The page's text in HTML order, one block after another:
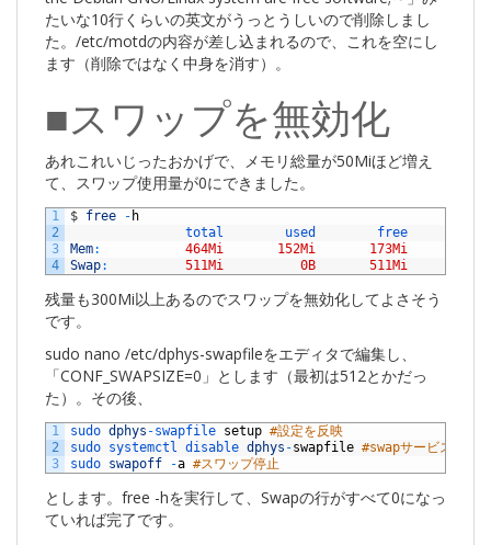
たいな10行くらいの英文がうっとうしいので削除しまし
た。/etc/motdの内容が差し込まれるので、これを空にし
ます（削除ではなく中身を消す）。
■スワップを無効化
あれこれいじったおかげで、メモリ総量が50Miほど増え
て、スワップ使用量が0にできました。
1
2
3
4
$ free - h
total used free
Mem: 464Mi 152Mi 173Mi
Swap: 511Mi 0B 511Mi
残量も300Mi以上あるのでスワップを無効化してよさそう
です。
sudo nano /etc/dphys-swapfileをエディタで編集し、
「CONF_SWAPSIZE=0」とします（最初は512とかだっ
た）。その後、
1
2
3
sudo dphys -swapfile setup #設定を反映
sudo systemctl disable dphys -swapfile #swapサービス無効化
sudo swapoff -a #スワップ停止
とします。free -hを実行して、Swapの行がすべて0になっ
ていれば完了です。